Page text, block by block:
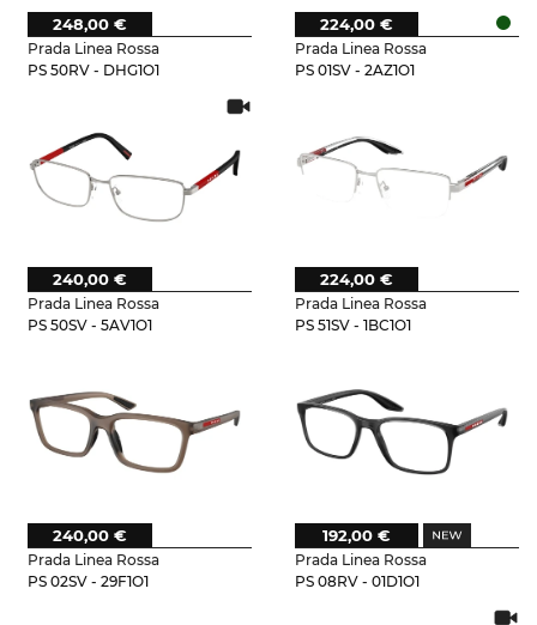
Prada Linea Rossa
PS 50RV - DHG1O1
248,00 €
Prada Linea Rossa
PS 01SV - 2AZ1O1
224,00 €
Prada Linea Rossa
PS 50SV - 5AV1O1
240,00 €
Prada Linea Rossa
PS 51SV - 1BC1O1
224,00 €
Prada Linea Rossa
PS 02SV - 29F1O1
240,00 €
Prada Linea Rossa
PS 08RV - 01D1O1
192,00 €